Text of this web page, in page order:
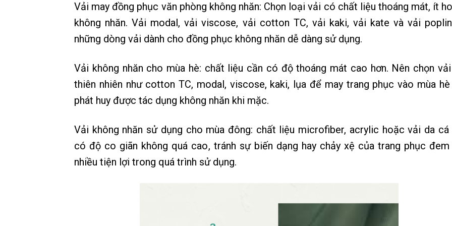
Vải may đồng phục văn phòng không nhăn: Chọn loại vải có chất liệu thoáng mát, ít
không nhăn. Vải modal, vải viscose, vải cotton TC, vải kaki, vải kate và vải
những dòng vải dành cho đồng phục không nhăn dễ dàng sử dụng.
Vải không nhăn cho mùa hè: chất liệu cần có độ thoáng mát cao hơn. Nên chọn
thiên nhiên như cotton TC, modal, viscose, kaki, lụa để may trang phục vào mùa
phát huy được tác dụng không nhăn khi mặc.
Vải không nhăn sử dụng cho mùa đông: chất liệu microfiber, acrylic hoặc vải da
có độ co giãn không quá cao, tránh sự biến dạng hay chảy xệ của trang phục
nhiều tiện lợi trong quá trình sử dụng.